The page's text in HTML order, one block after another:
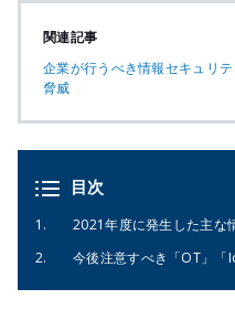
関連記事
企業が行うべき情報セキュリ
脅威
目次
2021年度に発生した主な
今後注意すべき「OT」「